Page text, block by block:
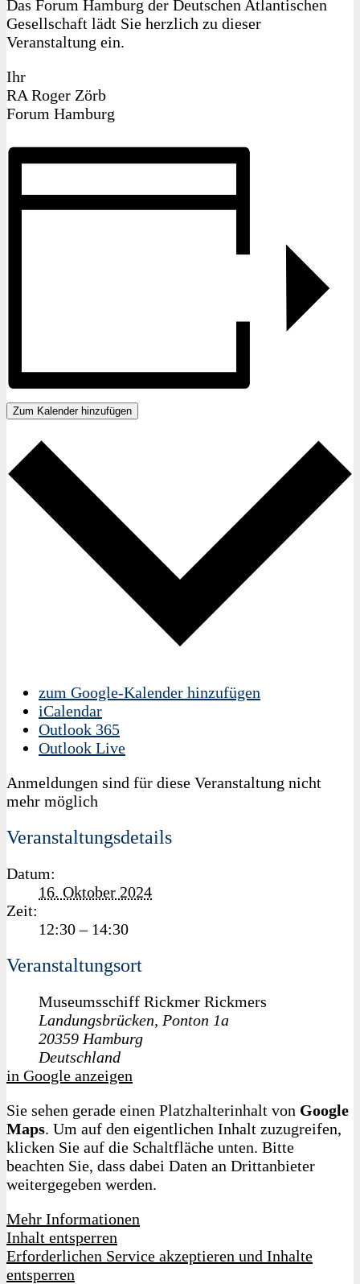
Das Forum Hamburg der Deutschen Atlantischen
Gesellschaft lädt Sie herzlich zu dieser
Veranstaltung ein.
Ihr
RA Roger Zörb
Forum Hamburg
Zum Kalender hinzufügen
zum Google-Kalender hinzufügen
iCalendar
Outlook 365
Outlook Live
Anmeldungen sind für diese Veranstaltung nicht
mehr möglich
Veranstaltungsdetails
Datum:
16. Oktober 2024
Zeit:
12:30 – 14:30
Veranstaltungsort
Museumsschiff Rickmer Rickmers
Landungsbrücken, Ponton 1a
20359 Hamburg
Deutschland
in Google anzeigen
Sie sehen gerade einen Platzhalterinhalt von Google
Maps. Um auf den eigentlichen Inhalt zuzugreifen,
klicken Sie auf die Schaltfläche unten. Bitte
beachten Sie, dass dabei Daten an Drittanbieter
weitergegeben werden.
Mehr Informationen
Inhalt entsperren
Erforderlichen Service akzeptieren und Inhalte
entsperren